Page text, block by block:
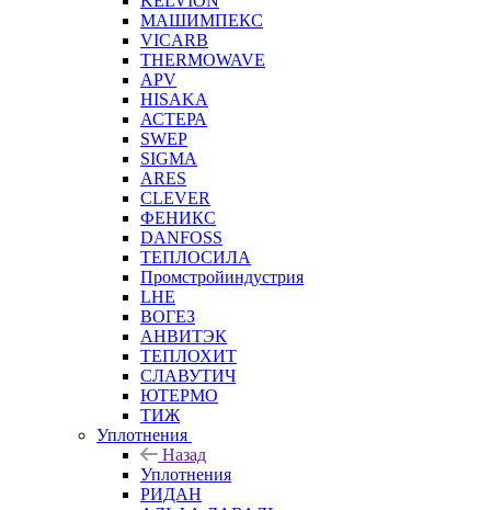
МАШИМПЕКС
VICARB
THERMOWAVE
APV
HISAKA
АСТЕРА
SWEP
SIGMA
ARES
CLEVER
ФЕНИКС
DANFOSS
ТЕПЛОСИЛА
Промстройиндустрия
LHE
ВОГЕЗ
АНВИТЭК
ТЕПЛОХИТ
СЛАВУТИЧ
ЮТЕРМО
ТИЖ
Уплотнения
Назад
Уплотнения
РИДАН